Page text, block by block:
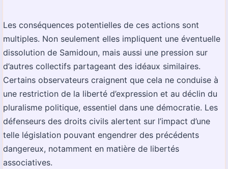
Les conséquences potentielles de ces actions sont
multiples. Non seulement elles impliquent une éventuelle
dissolution de Samidoun, mais aussi une pression sur
d’autres collectifs partageant des idéaux similaires.
Certains observateurs craignent que cela ne conduise à
une restriction de la liberté d’expression et au déclin du
pluralisme politique, essentiel dans une démocratie. Les
défenseurs des droits civils alertent sur l’impact d’une
telle législation pouvant engendrer des précédents
dangereux, notamment en matière de libertés
associatives.